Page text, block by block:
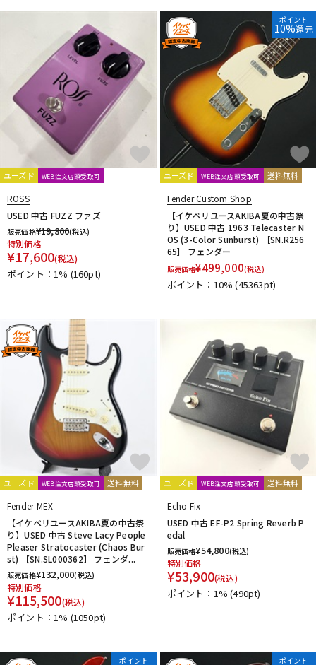
ユーズド WEB注文店頭受取可
ROSS
USED 中古 FUZZ ファズ
販売価格¥19,800(税込)
特別価格
¥17,600(税込)
ポイント：1% (160pt)
ポイント
10%還元
ユーズド WEB注文店頭受取可 送料無料
Fender Custom Shop
【イケベリユースAKIBA夏の中古祭
り】USED 中古 1963 Telecaster N
OS (3-Color Sunburst) ［SN.R256
65］ フェンダー
販売価格¥499,000(税込)
ポイント：10%(45363pt)
ユーズド WEB注文店頭受取可 送料無料
Fender MEX
【イケベリユースAKIBA夏の中古祭
り】USED 中古 Steve Lacy People
Pleaser Stratocaster (Chaos Bur
st) 【SN.SL000362】 フェンダ...
販売価格¥132,000(税込)
特別価格
¥115,500(税込)
ポイント：1% (1050pt)
ユーズド WEB注文店頭受取可 送料無料
Echo Fix
USED 中古 EF-P2 Spring Reverb P
edal
販売価格¥54,800(税込)
特別価格
¥53,900(税込)
ポイント：1%(490pt)
ポイント ポイント